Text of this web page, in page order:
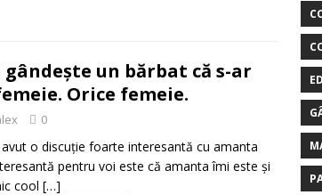
gândește un bărbat că s-ar
Orice femeie.
0
o discuție foarte interesantă cu amanta
pentru voi este că amanta îmi este și
cool […]